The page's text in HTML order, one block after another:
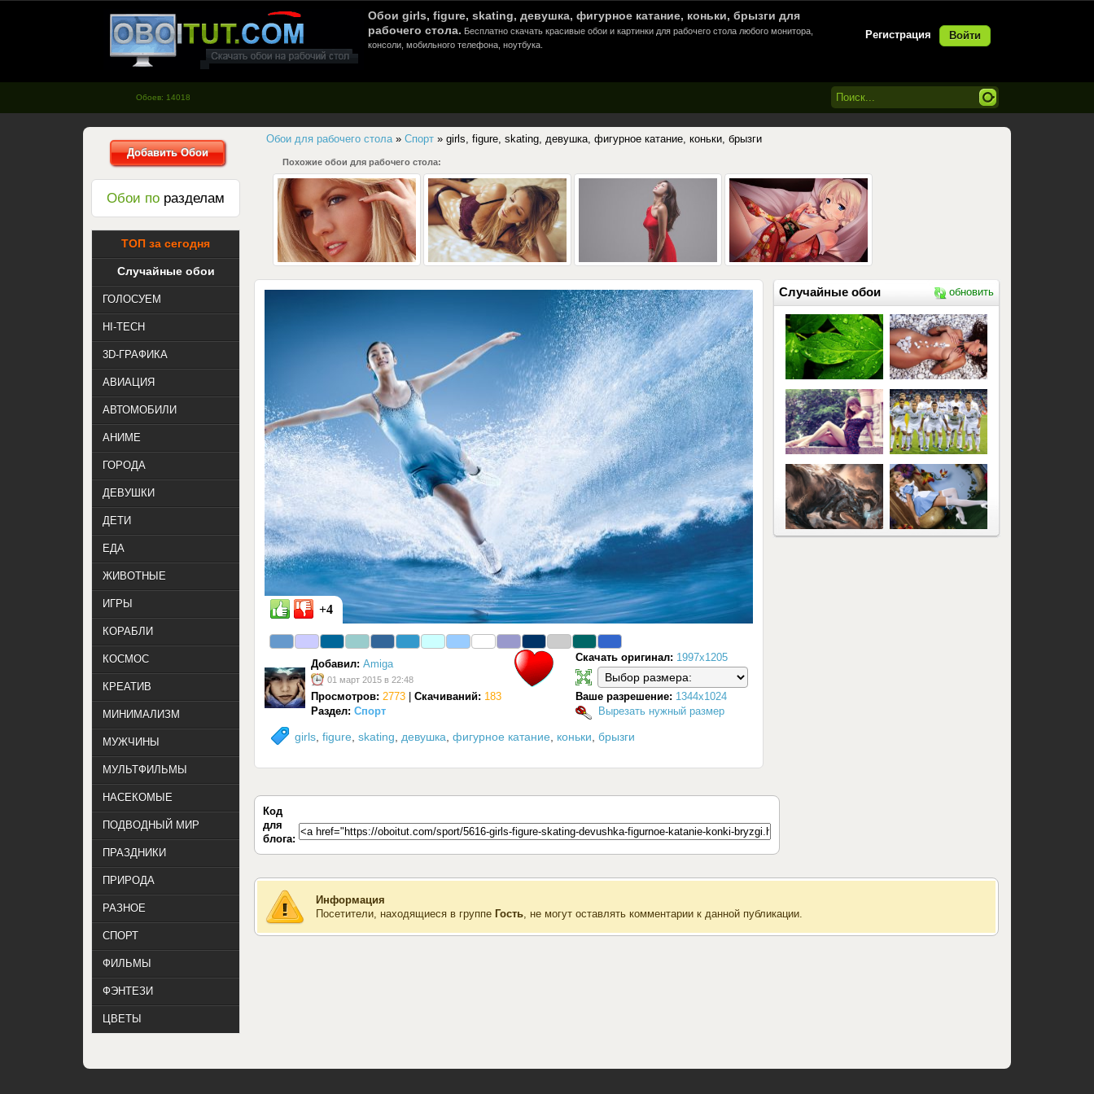
oboitut.com - Обои для рабочего
стола
Регистрация Войти
Обои girls, figure, skating, девушка, фигурное катание, коньки, брызги для
рабочего стола. Бесплатно скачать красивые обои и картинки для рабочего стола любого монитора,
консоли, мобильного телефона, ноутбука.
Обоев: 14018
Обои для рабочего стола» Спорт » girls, figure, skating, девушка, фигурное катание, коньки, брызги
Похожие обои для рабочего стола:
girls figure skating девушка фигурное катание коньки брызги
Добавил: Amiga
01 март 2015 в 22:48
Просмотров: 2773 Скачиваний: 183
+4
Скачать оригинал: 1997x1205
Ваше разрешение: 1344x1024
Вырезать нужный размер
Раздел: Спорт
Случайные обои обновить
Код
для
блога:
Информация
Посетители, находящиеся в группе Гость, не могут оставлять комментарии к данной публикации.
Добавить Обои
Обои по разделам
ТОП за сегодня
Случайные обои
ГОЛОСУЕМ
HI-TECH
3D-ГРАФИКА
АВИАЦИЯ
АВТОМОБИЛИ
АНИМЕ
ГОРОДА
ДЕВУШКИ
ДЕТИ
ЕДА
ЖИВОТНЫЕ
ИГРЫ
КОРАБЛИ
КОСМОС
КРЕАТИВ
МИНИМАЛИЗМ
МУЖЧИНЫ
МУЛЬТФИЛЬМЫ
НАСЕКОМЫЕ
ПОДВОДНЫЙ МИР
ПРАЗДНИКИ
ПРИРОДА
РАЗНОЕ
СПОРТ
ФИЛЬМЫ
ФЭНТЕЗИ
ЦВЕТЫ